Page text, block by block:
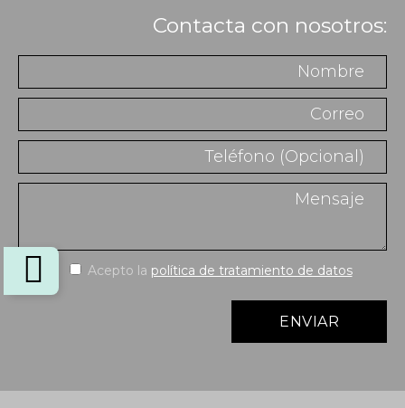
Contacta con nosotros:
Acepto la política de tratamiento de datos